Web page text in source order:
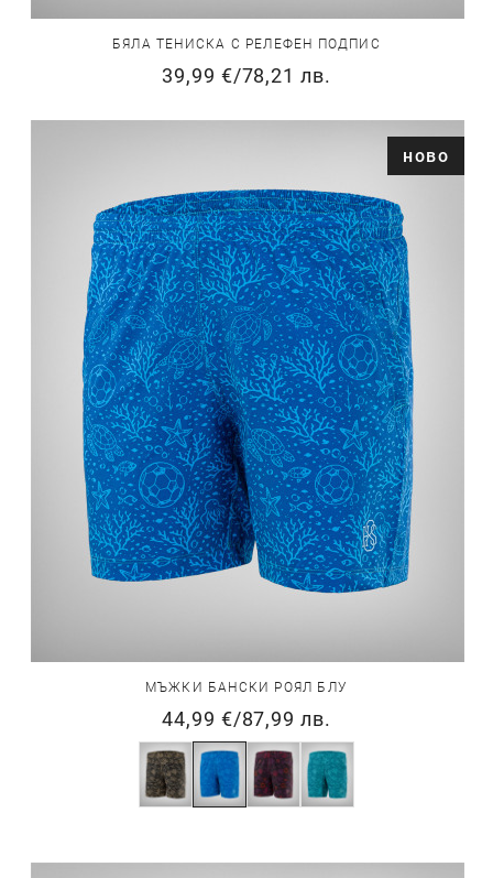
БЯЛА ТЕНИСКА С РЕЛЕФЕН ПОДПИС
39,99 €/78,21 лв.
ново
МЪЖКИ БАНСКИ РОЯЛ БЛУ
44,99 €/87,99 лв.